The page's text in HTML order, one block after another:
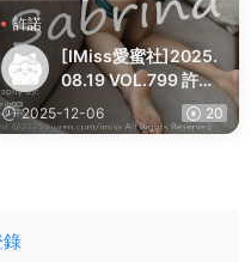
許諾
[IMiss愛蜜社]2025.
08.19 VOL.799 許諾S
abrina
2025-12-06 20